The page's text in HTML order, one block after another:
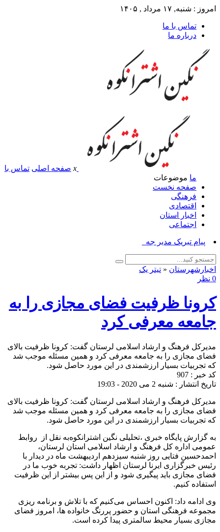
امروز : شنبه, ۱۷ مرداد , ۱۴۰۵
تماس با ما
درباره ما
x صفحه اصلی تماس با
ما موضوعات
صفحه نخست
فرهنگی
اقتصادی
اخبار استان
اجتماعی
پیام تبریک مدیر جهاد کشاو_
اخبارشهرستان « تیتر یک
0 نظر
کرونا ظرفیت فضای مجازی را به
جامعه معرفی کرد
مدیرکل فرهنگ و ارشاد اسلامی لرستان گفت: کرونا ظرفیت بالای
فضای مجازی را به جامعه معرفی کرد و همین مسئله موجب شد
که تجربیات بسیار ارزشمندی در این مورد حاصل شود.
کد خبر : 907
تاریخ انتشار : شنبه 2 می 2020 - 19:03
مدیرکل فرهنگ و ارشاد اسلامی لرستان گفت: کرونا ظرفیت بالای
فضای مجازی را به جامعه معرفی کرد و همین مسئله موجب شد
که تجربیات بسیار ارزشمندی در این مورد حاصل شود.
به گزارش پایگاه خبری ،تحلیلی نگین اشترانکوه‌به نقل از روابط
عمومی اداره کل فرهنگ و ارشاد اسلامی استان لرستان،
احمدحسین فتایی روز شنبه سیزدهم اردیبهشت ماه در دیدار با
رئیس خبرگزاری ایرنا لرستان اظهار داشت: تجربه خوب ما در
فضای مجازی باید پیگیری شود و از این پس بیشتر از این ظرفیت
استفاده کنیم.
وی ادامه داد: اکنون احساس می‌کنیم که با تلاش و برنامه ریزی
مجموعه فرهنگی استان و حضور پررنگ خانواده ها، امروز فضای
مجازی بسیار محیط سالمتری پیدا کرده است.